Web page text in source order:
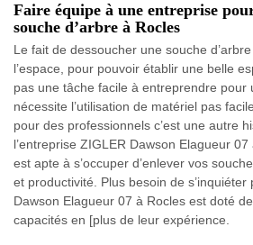
Faire équipe à une entreprise
souche d’arbre à Rocles
Le fait de dessoucher une souche
l’espace, pour pouvoir établir une belle
pas une tâche facile à entreprendre pour
nécessite l’utilisation de matériel pas
pour des professionnels c’est une autre
l’entreprise ZIGLER Dawson Elagueur
est apte à s’occuper d’enlever vos
et productivité. Plus besoin de s’inquiéter
Dawson Elagueur 07 à Rocles est doté
capacités en [plus de leur expérience.